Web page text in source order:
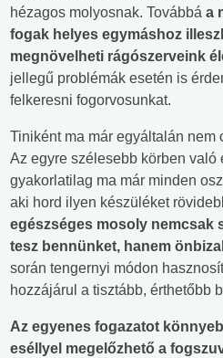
hézagos molyosnak. Továbbá a
fogak helyes egymáshoz
megnövelheti rágószerveink
jellegű problémák esetén is
felkeresni fogorvosunkat.
Tiniként ma már egyáltalán nem
Az egyre szélesebb körben való
gyakorlatilag ma már minden
aki hord ilyen készüléket
egészséges mosoly nemcsak
tesz bennünket, hanem
során tengernyi módon
hozzájárul a tisztább, érthetőbb
Az egyenes fogazatot
eséllyel megelőzhető a